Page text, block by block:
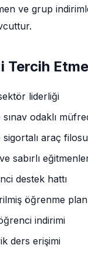
ve grup
Tercih
liderliği
odaklı
sigortalı araç filosu
sabırlı
destek hattı
öğrenme
indirimi
ders erişimi